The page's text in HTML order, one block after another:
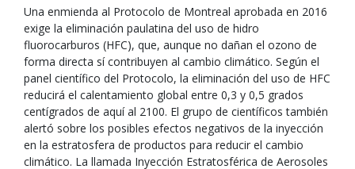
Una enmienda al Protocolo de Montreal aprobada en 2016
exige la eliminación paulatina del uso de hidro
fluorocarburos (HFC), que, aunque no dañan el ozono de
forma directa sí contribuyen al cambio climático. Según el
panel científico del Protocolo, la eliminación del uso de HFC
reducirá el calentamiento global entre 0,3 y 0,5 grados
centígrados de aquí al 2100. El grupo de científicos también
alertó sobre los posibles efectos negativos de la inyección
en la estratosfera de productos para reducir el cambio
climático. La llamada Inyección Estratosférica de Aerosoles